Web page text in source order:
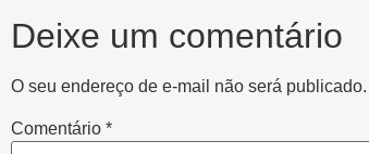
Deixe um comentário
O seu endereço de e-mail não será publicado.
Comentário *